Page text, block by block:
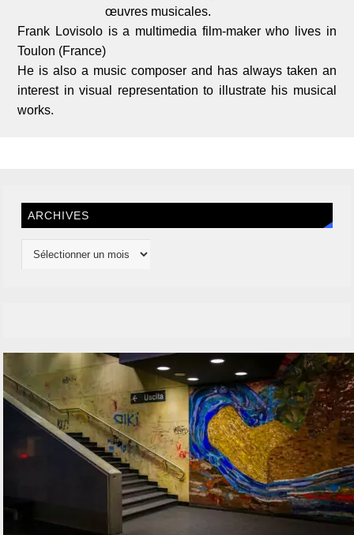
œuvres musicales.
Frank Lovisolo is a multimedia film-maker who lives in
Toulon (France)
He is also a music composer and has always taken an
interest in visual representation to illustrate his musical
works.
ARCHIVES